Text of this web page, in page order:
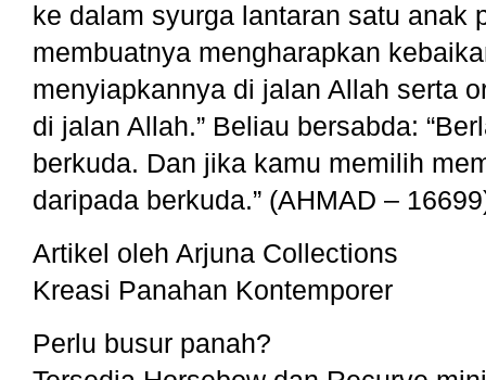
ke dalam syurga lantaran satu anak
membuatnya mengharapkan
menyiapkannya di jalan Allah serta
di jalan Allah.” Beliau bersabda:
berkuda. Dan jika kamu memilih
daripada berkuda.” (AHMAD –
Artikel oleh Arjuna Collections
Kreasi Panahan Kontemporer
Perlu busur panah?